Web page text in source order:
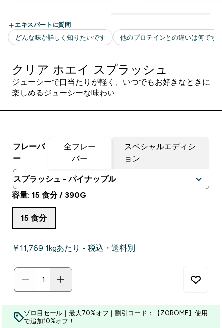
クリア ホエイ スプラッシュ
ジューシーで口当たりが軽く、いつでもお好きなときに
楽しめるジューシーな味わい
フレーバ
ー
全フレー
バー
スペシャルエディシ
ョン
容量: 15 食分 / 390G
15 食分
￥11,769‎ 1kgあたり - 税込・送料別
ゾロ目セール｜最大70%オフ｜割引コード：【ZOROME】使用
で追加10%オフ！